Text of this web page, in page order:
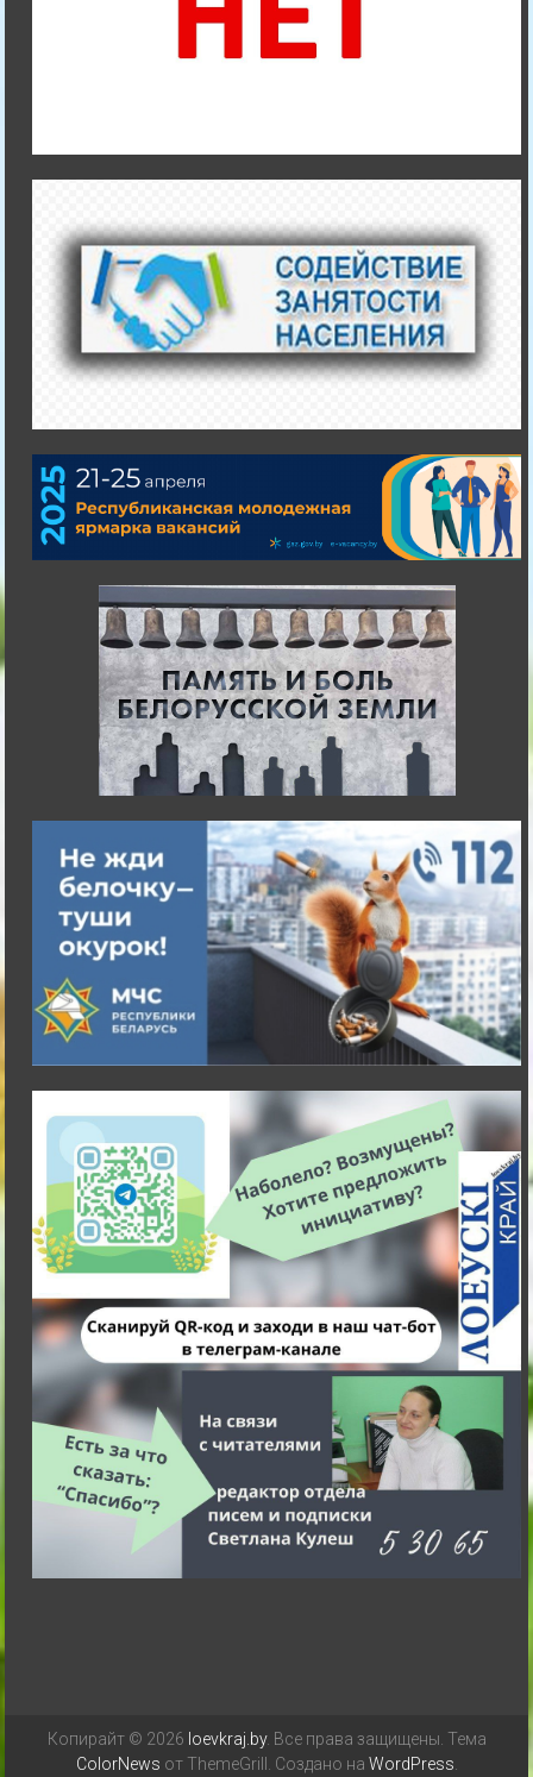
Копирайт © 2026 loevkraj.by. Все права защищены. Тема
ColorNews от ThemeGrill. Создано на WordPress.